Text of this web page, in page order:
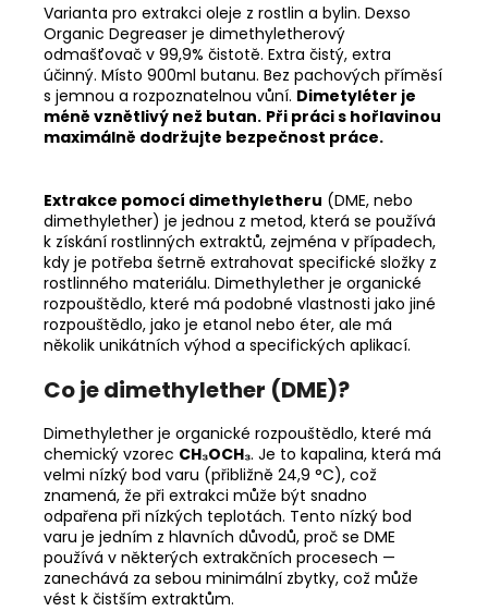
Varianta pro extrakci oleje z rostlin a bylin. Dexso
Organic Degreaser je dimethyletherový
odmašťovač v 99,9% čistotě. Extra čistý, extra
účinný. Místo 900ml butanu. Bez pachových příměsí
s jemnou a rozpoznatelnou vůní. Dimetyléter je
méně vznětlivý než butan. Při práci s hořlavinou
maximálně dodržujte bezpečnost práce.
Extrakce pomocí dimethyletheru (DME, nebo
dimethylether) je jednou z metod, která se používá
k získání rostlinných extraktů, zejména v případech,
kdy je potřeba šetrně extrahovat specifické složky z
rostlinného materiálu. Dimethylether je organické
rozpouštědlo, které má podobné vlastnosti jako jiné
rozpouštědlo, jako je etanol nebo éter, ale má
několik unikátních výhod a specifických aplikací.
Co je dimethylether (DME)?
Dimethylether je organické rozpouštědlo, které má
chemický vzorec CH₃OCH₃. Je to kapalina, která má
velmi nízký bod varu (přibližně 24,9 °C), což
znamená, že při extrakci může být snadno
odpařena při nízkých teplotách. Tento nízký bod
varu je jedním z hlavních důvodů, proč se DME
používá v některých extrakčních procesech —
zanechává za sebou minimální zbytky, což může
vést k čistším extraktům.